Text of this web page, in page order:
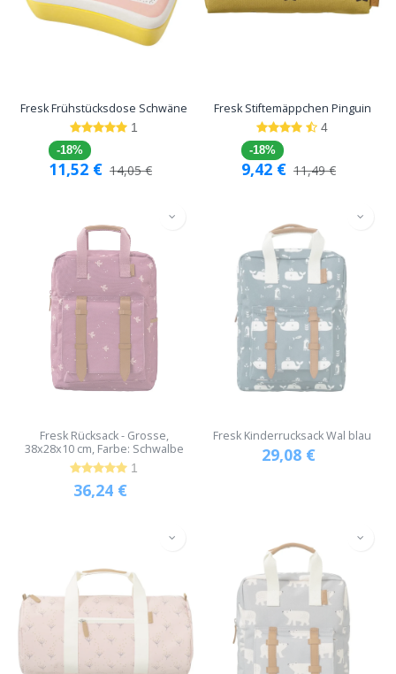
Fresk Frühstücksdose Schwäne
1
-18%
11,52 € 14,05€
Fresk Stiftemäppchen Pinguin
4
-18%
9,42 € 11,49€
Fresk Rücksack - Grosse,
38x28x10 cm, Farbe: Schwalbe
1
36,24 €
Fresk Kinderrucksack Wal blau
29,08 €